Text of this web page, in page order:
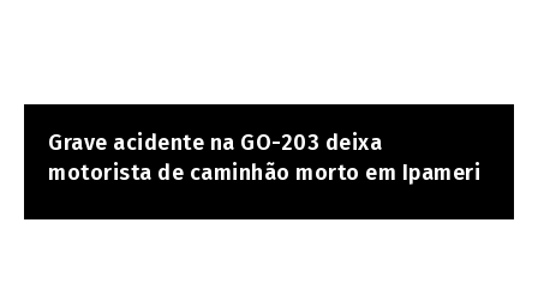
Grave acidente na GO-203 deixa
motorista de caminhão morto em Ipameri